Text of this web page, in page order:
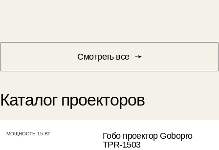
Смотреть все
Каталог проекторов
МОЩНОСТЬ 15 ВТ
Гобо проектор Gobopro
TPR-1503